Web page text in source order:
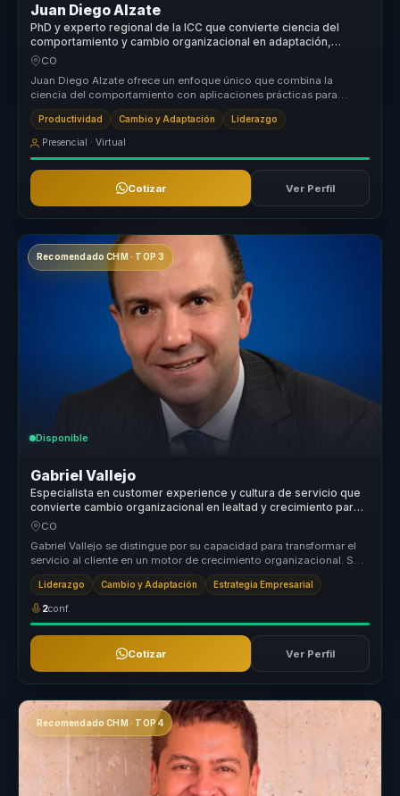
Juan Diego Alzate
PhD y experto regional de la ICC que convierte ciencia del
comportamiento y cambio organizacional en adaptación,
productividad y resiliencia para equipos.
CO
Juan Diego Alzate ofrece un enfoque único que combina la
ciencia del comportamiento con aplicaciones prácticas para
organizaciones, permi...
Productividad Cambio y Adaptación Liderazgo
Presencial · Virtual
Cotizar Ver Perfil
Recomendado CHM · TOP 3
Disponible
Gabriel Vallejo
Especialista en customer experience y cultura de servicio que
convierte cambio organizacional en lealtad y crecimiento para
lideres y empresas.
CO
Gabriel Vallejo se distingue por su capacidad para transformar el
servicio al cliente en un motor de crecimiento organizacional. Su
enfoq...
Liderazgo Cambio y Adaptación Estrategia Empresarial
2conf.
Cotizar Ver Perfil
Recomendado CHM · TOP 4